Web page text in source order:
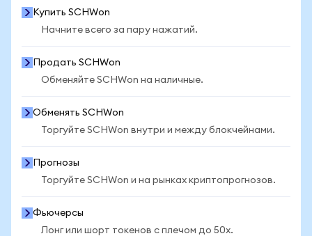
Купить SCHWon
Начните всего за пару нажатий.
Продать SCHWon
Обменяйте SCHWon на наличные.
Обменять SCHWon
Торгуйте SCHWon внутри и между блокчейнами.
Прогнозы
Торгуйте SCHWon и на рынках криптопрогнозов.
Фьючерсы
Лонг или шорт токенов с плечом до 50x.